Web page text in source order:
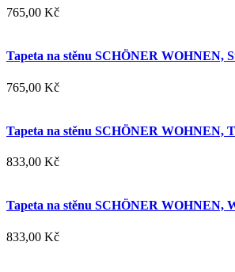
765,00 Kč
Tapeta na stěnu SCHÖNER WOHNEN,
765,00 Kč
Tapeta na stěnu SCHÖNER WOHNEN,
833,00 Kč
Tapeta na stěnu SCHÖNER WOHNEN,
833,00 Kč